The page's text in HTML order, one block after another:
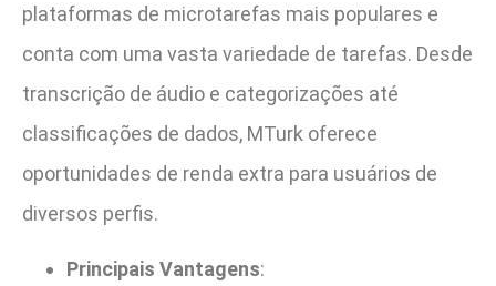
plataformas de microtarefas mais populares e
conta com uma vasta variedade de tarefas. Desde
transcrição de áudio e categorizações até
classificações de dados, MTurk oferece
oportunidades de renda extra para usuários de
diversos perfis.
Principais Vantagens: